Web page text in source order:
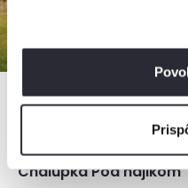
Chalúpka Pod hájikom